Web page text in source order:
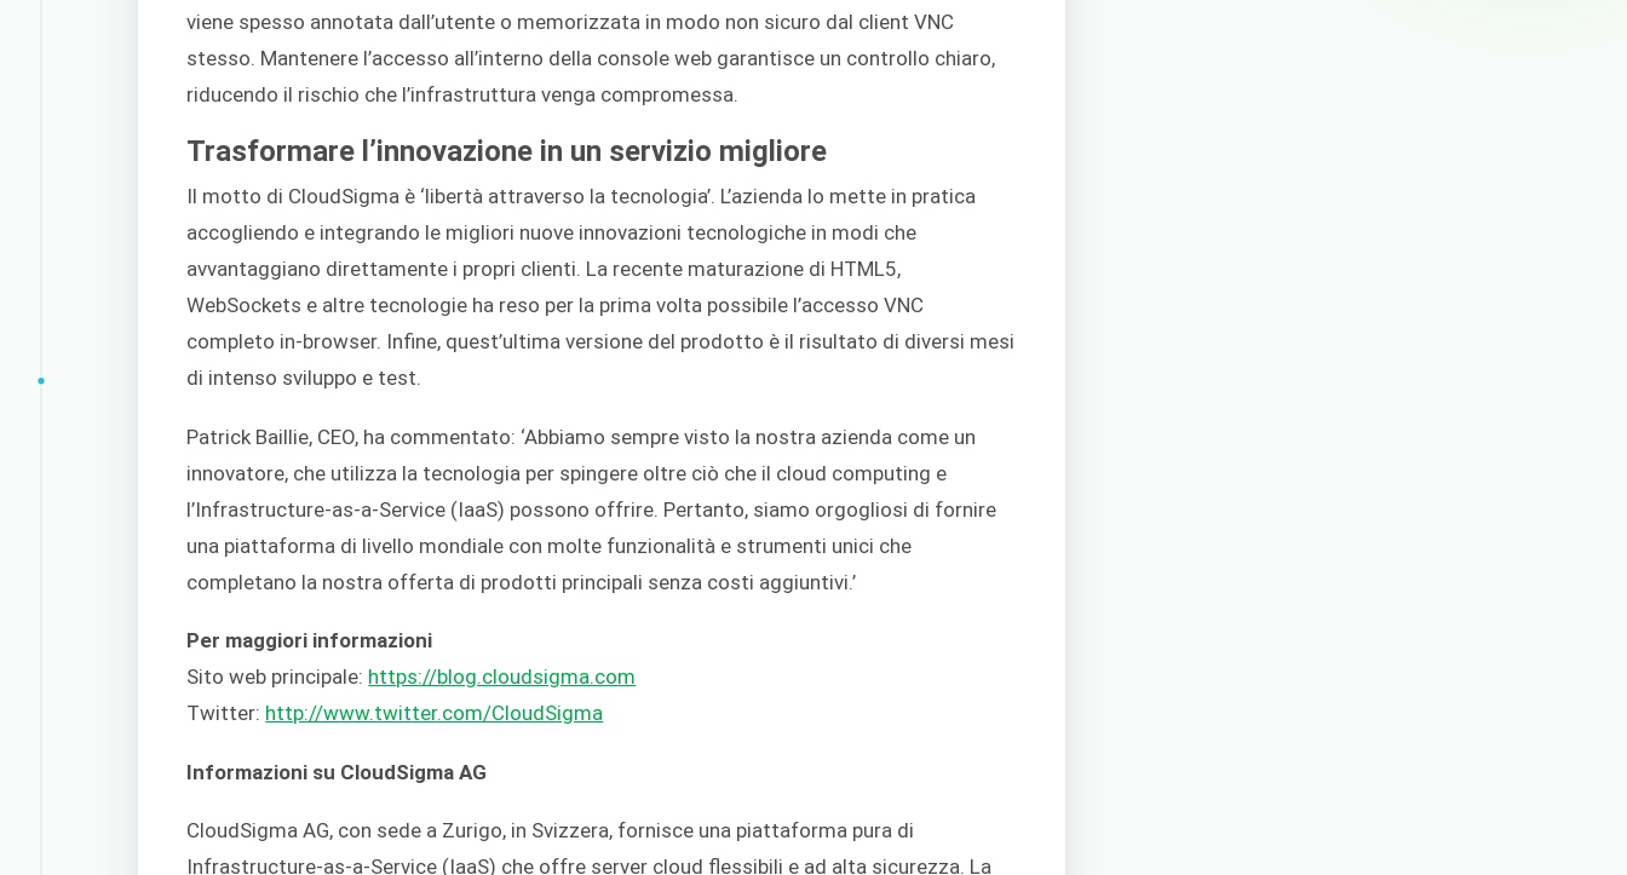
viene spesso annotata dall’utente o memorizzata in modo non sicuro dal client VNC
stesso. Mantenere l’accesso all’interno della console web garantisce un controllo chiaro,
riducendo il rischio che l’infrastruttura venga compromessa.
Trasformare l’innovazione in un servizio migliore
Il motto di CloudSigma è ‘libertà attraverso la tecnologia’. L’azienda lo mette in pratica
accogliendo e integrando le migliori nuove innovazioni tecnologiche in modi che
avvantaggiano direttamente i propri clienti. La recente maturazione di HTML5,
WebSockets e altre tecnologie ha reso per la prima volta possibile l’accesso VNC
completo in-browser. Infine, quest’ultima versione del prodotto è il risultato di diversi mesi
di intenso sviluppo e test.
Patrick Baillie, CEO, ha commentato: ‘Abbiamo sempre visto la nostra azienda come un
innovatore, che utilizza la tecnologia per spingere oltre ciò che il cloud computing e
l’Infrastructure-as-a-Service (IaaS) possono offrire. Pertanto, siamo orgogliosi di fornire
una piattaforma di livello mondiale con molte funzionalità e strumenti unici che
completano la nostra offerta di prodotti principali senza costi aggiuntivi.’
Per maggiori informazioni
Sito web principale: https://blog.cloudsigma.com
Twitter: http://www.twitter.com/CloudSigma
Informazioni su CloudSigma AG
CloudSigma AG, con sede a Zurigo, in Svizzera, fornisce una piattaforma pura di
Infrastructure-as-a-Service (IaaS) che offre server cloud flessibili e ad alta sicurezza. La